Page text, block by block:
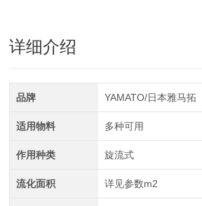
详细介绍
品牌 YAMATO/日本雅马拓
适用物料 多种可用
作用种类 旋流式
流化面积 详见参数m2